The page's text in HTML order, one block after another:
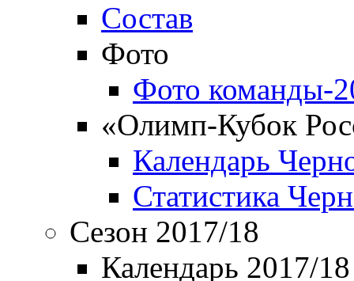
Состав
Фото
Фото команды-
«Олимп-Кубок
Календарь
Статистика
Сезон 2017/18
Календарь 2017/18